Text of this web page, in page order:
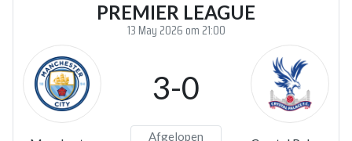
PREMIER LEAGUE
13 May 2026 om 21:00
3-0
Afgelopen